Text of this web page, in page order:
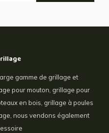
gamme de grillage et
pour mouton, grillage pour
en bois, grillage à poules
nous vendons également